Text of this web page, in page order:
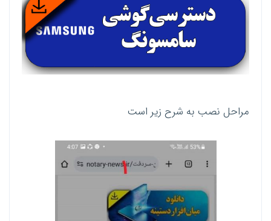
مراحل نصب به شرح زیر است